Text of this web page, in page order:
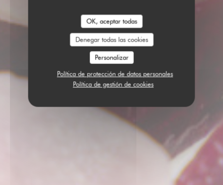
OK, aceptar todas
Denegar todas las cookies
Personalizar
Política de protección de datos personales
Política de gestión de cookies